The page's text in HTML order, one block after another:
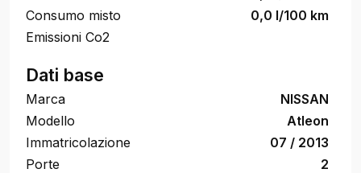
Consumo misto
0,0 l/100 km
Emissioni Co2
Dati base
Marca
NISSAN
Modello
Atleon
Immatricolazione
07 / 2013
Porte
2